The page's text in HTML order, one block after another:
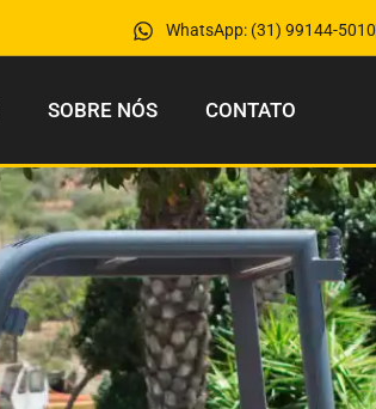
WhatsApp: (31) 99144-5010
SOBRE NÓS CONTATO